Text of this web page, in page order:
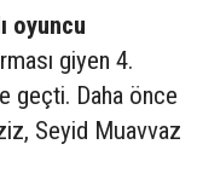
oyuncu
giyen 4.
geçti. Daha önce
Seyid Muavvaz